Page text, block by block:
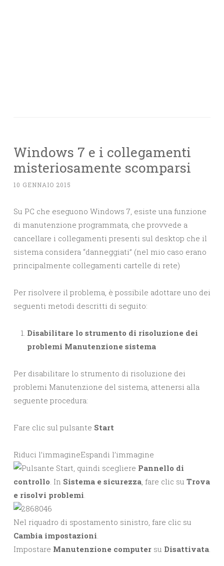
Windows 7 e i collegamenti
misteriosamente scomparsi
10 GENNAIO 2015
Su PC che eseguono Windows 7, esiste una funzione
di manutenzione programmata, che provvede a
cancellare i collegamenti presenti sul desktop che il
sistema considera “danneggiati” (nel mio caso erano
principalmente collegamenti cartelle di rete)
Per risolvere il problema, è possibile adottare uno dei
seguenti metodi descritti di seguito:
Disabilitare lo strumento di risoluzione dei
problemi Manutenzione sistema
Per disabilitare lo strumento di risoluzione dei
problemi Manutenzione del sistema, attenersi alla
seguente procedura:
Fare clic sul pulsante Start
Riduci l’immagineEspandi l’immagine
, quindi scegliere Pannello di
controllo. In Sistema e sicurezza, fare clic su Trova
e risolvi problemi.
Nel riquadro di spostamento sinistro, fare clic su
Cambia impostazioni.
Impostare Manutenzione computer su Disattivata.